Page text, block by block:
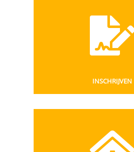
INSCHRIJVEN